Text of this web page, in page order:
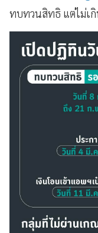
ทบทวนสิทธิ แต่ไม่เ